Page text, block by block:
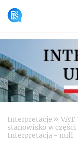
Interpretacje » VAT
stanowisko w
Interpretacja - null